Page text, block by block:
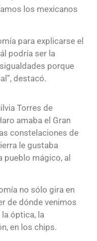
los mexicanos
para explicarse el
podría ser la
porque
destacó.
Torres de
amaba el Gran
constelaciones de
le gustaba
pueblo mágico, al
no sólo gira en
de dónde venimos
óptica, la
en los chips.